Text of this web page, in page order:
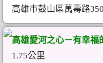
高雄市鼓山區萬壽路
高雄愛河之心－有幸
1.75公里